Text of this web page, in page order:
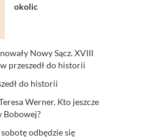
okolic
Nowy Sącz. XVIII
przeszedł do historii
do historii
Werner. Kto jeszcze
Bobowej?
odbędzie się